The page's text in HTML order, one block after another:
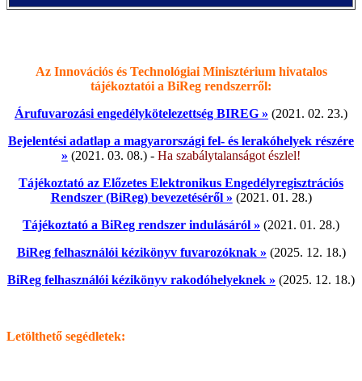
Az Innovációs és Technológiai Minisztérium hivatalos
tájékoztatói a BiReg rendszerről:
Árufuvarozási engedélykötelezettség BIREG » (2021. 02. 23.)
Bejelentési adatlap a magyarországi fel- és lerakóhelyek részére
» (2021. 03. 08.) - Ha szabálytalanságot észlel!
Tájékoztató az Előzetes Elektronikus Engedélyregisztrációs
Rendszer (BiReg) bevezetéséről » (2021. 01. 28.)
Tájékoztató a BiReg rendszer indulásáról » (2021. 01. 28.)
BiReg felhasználói kézikönyv fuvarozóknak » (2025. 12. 18.)
BiReg felhasználói kézikönyv rakodóhelyeknek » (2025. 12. 18.)
Letölthető segédletek: